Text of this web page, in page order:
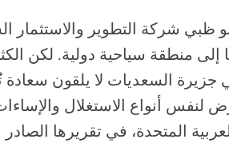
شركة التطوير والاستثمار
إلى منطقة سياحية دولية. لكن
جزيرة السعديات لا يلقون
لنفس أنواع الاستغلال